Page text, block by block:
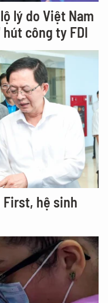
lý do Việt Nam
công ty FDI
First, hệ sinh